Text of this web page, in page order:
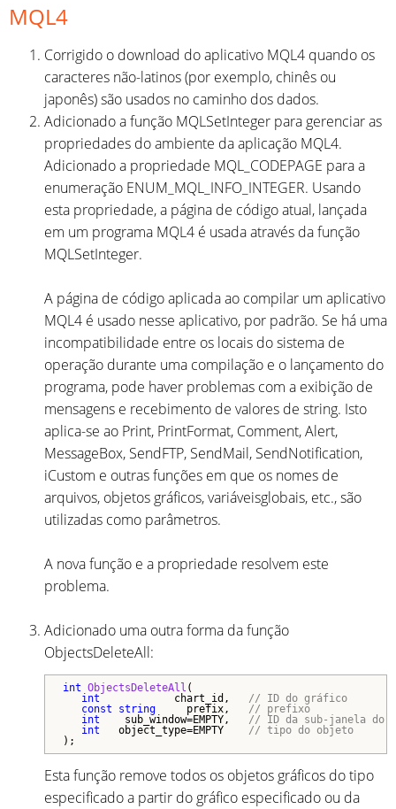
MQL4
Corrigido o download do aplicativo MQL4 quando os
caracteres não-latinos (por exemplo, chinês ou
japonês) são usados ​​no caminho dos dados.
Adicionado a função MQLSetInteger para gerenciar as
propriedades do ambiente da aplicação MQL4.
Adicionado a propriedade MQL_CODEPAGE para a
enumeração ENUM_MQL_INFO_INTEGER. Usando
esta propriedade, a página de código atual, lançada
em um programa MQL4 é usada através da função
MQLSetInteger.
A página de código aplicada ao compilar um aplicativo
MQL4 é usado nesse aplicativo, por padrão. Se há uma
incompatibilidade entre os locais do sistema de
operação durante uma compilação e o lançamento do
programa, pode haver problemas com a exibição de
mensagens e recebimento de valores de string. Isto
aplica-se ao Print, PrintFormat, Comment, Alert,
MessageBox, SendFTP, SendMail, SendNotification,
iCustom e outras funções em que os nomes de
arquivos, objetos gráficos, variáveis ​​globais, etc., são
utilizadas como parâmetros.
A nova função e a propriedade resolvem este
problema.
Adicionado uma outra forma da função
ObjectsDeleteAll:
int ObjectsDeleteAll (
int chart_id, // ID do gráfico
const
string prefix, // prefixo
int sub_window=EMPTY, // ID da sub-janela do
int object_type=EMPTY // tipo do objeto
);
Esta função remove todos os objetos gráficos do tipo
especificado a partir do gráfico especificado ou da